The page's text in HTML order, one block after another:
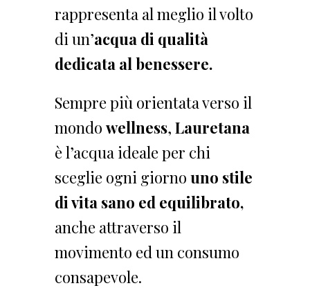
rappresenta al meglio il volto
di un’acqua di qualità
dedicata al benessere.
Sempre più orientata verso il
mondo wellness, Lauretana
è l’acqua ideale per chi
sceglie ogni giorno uno stile
di vita sano ed equilibrato,
anche attraverso il
movimento ed un consumo
consapevole.